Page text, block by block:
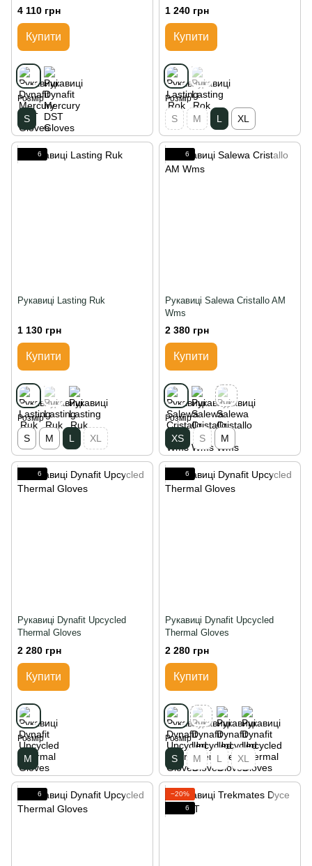
4 110 грн
Купити
Розмір
S
1 240 грн
Купити
Розмір
S M L XL
6
Рукавиці Lasting Ruk
1 130 грн
Купити
Розмір
S M L XL
6
Рукавиці Salewa Cristallo AM
Wms
2 380 грн
Купити
Розмір
XS S M
6
Рукавиці Dynafit Upcycled
Thermal Gloves
2 280 грн
Купити
Розмір
M
6
Рукавиці Dynafit Upcycled
Thermal Gloves
2 280 грн
Купити
Розмір
S M L XL
6
−20%
6